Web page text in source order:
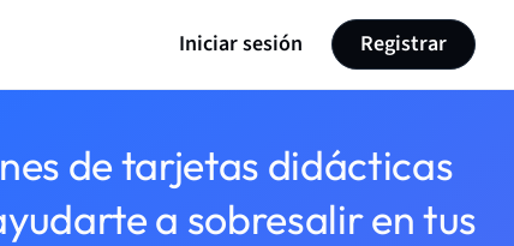
Iniciar sesión Registrar
de tarjetas didácticas
a sobresalir en tus